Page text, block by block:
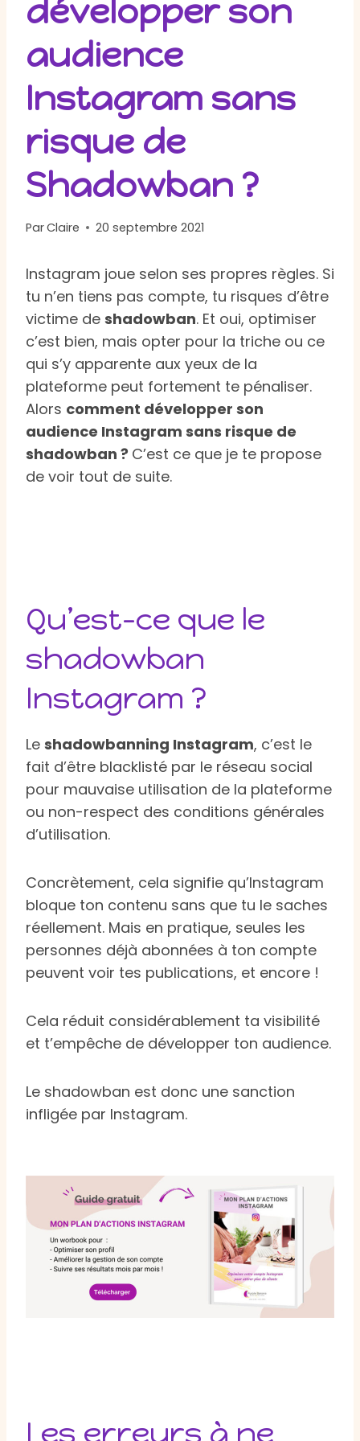
développer son
audience
Instagram sans
risque de
Shadowban ?
ParClaire 20 septembre 2021
Instagram joue selon ses propres règles. Si
tu n’en tiens pas compte, tu risques d’être
victime de shadowban. Et oui, optimiser
c’est bien, mais opter pour la triche ou ce
qui s’y apparente aux yeux de la
plateforme peut fortement te pénaliser.
Alors comment développer son
audience Instagram sans risque de
shadowban ? C’est ce que je te propose
de voir tout de suite.
Qu’est-ce que le
shadowban
Instagram ?
Le shadowbanning Instagram, c’est le
fait d’être blacklisté par le réseau social
pour mauvaise utilisation de la plateforme
ou non-respect des conditions générales
d’utilisation.
Concrètement, cela signifie qu’Instagram
bloque ton contenu sans que tu le saches
réellement. Mais en pratique, seules les
personnes déjà abonnées à ton compte
peuvent voir tes publications, et encore !
Cela réduit considérablement ta visibilité
et t’empêche de développer ton audience.
Le shadowban est donc une sanction
infligée par Instagram.
Les erreurs à ne